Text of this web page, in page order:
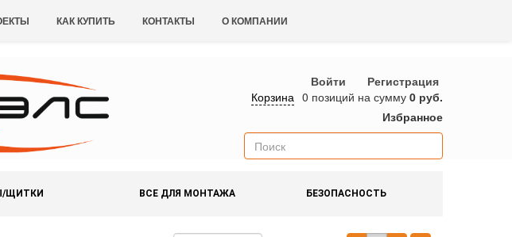
КАК КУПИТЬ КОНТАКТЫ О КОМПАНИИ
Войти
Регистрация
Корзина 0 позиций на сумму 0 руб.
Избранное
ЩИТКИ ВСЕ ДЛЯ МОНТАЖА БЕЗОПАСНОСТЬ